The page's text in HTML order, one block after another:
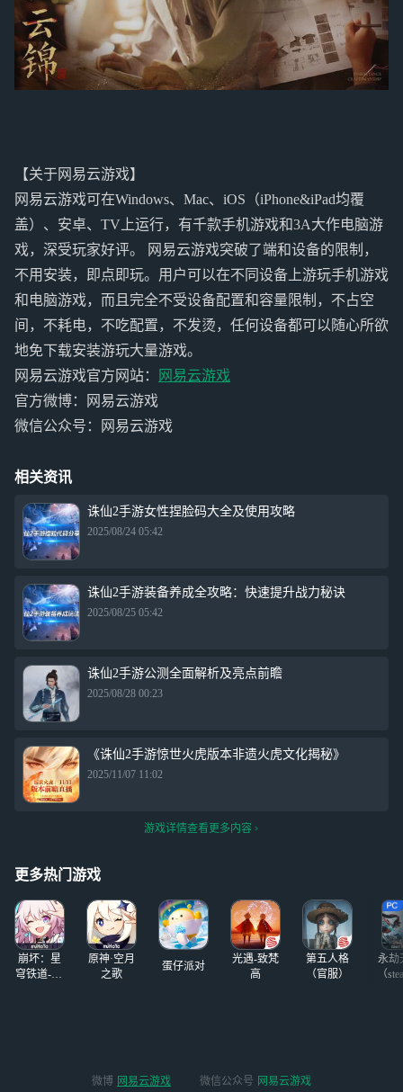
【关于网易云游戏】
网易云游戏可在Windows、Mac、iOS（iPhone&iPad均覆
盖）、安卓、TV上运行，有千款手机游戏和3A大作电脑游
戏，深受玩家好评。 网易云游戏突破了端和设备的限制，
不用安装，即点即玩。用户可以在不同设备上游玩手机游戏
和电脑游戏，而且完全不受设备配置和容量限制，不占空
间，不耗电，不吃配置，不发烫，任何设备都可以随心所欲
地免下载安装游玩大量游戏。
网易云游戏官方网站：
网易云游戏
官方微博：网易云游戏
微信公众号：网易云游戏
相关资讯
诛仙2手游女性捏脸码大全及使用攻略
2025/08/24 05:42
诛仙2手游装备养成全攻略：快速提升战力秘诀
2025/08/25 05:42
诛仙2手游公测全面解析及亮点前瞻
2025/08/28 00:23
《诛仙2手游惊世火虎版本非遗火虎文化揭秘》
2025/11/07 11:02
游戏详情查看更多内容
更多热门游戏
崩坏：星
穹铁道-4.4
原神·空月
之歌
蛋仔派对
光遇-致梵
高
第五人格
（官服）
永劫
（
微博 网易云游戏 微信公众号 网易云游戏